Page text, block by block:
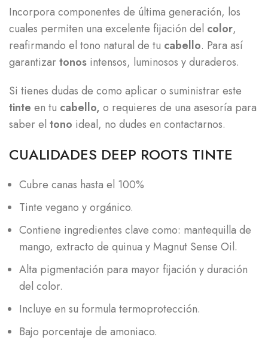
Incorpora componentes de última generación, los
cuales permiten una excelente fijación del color,
reafirmando el tono natural de tu cabello. Para así
garantizartonos intensos, luminosos y duraderos.
Si tienes dudas de como aplicar o suministrar este
tinte en tu cabello, o requieres de una asesoría para
saber el tono ideal, no dudes en contactarnos.
CUALIDADES DEEP ROOTS TINTE
Cubre canas hasta el 100%
Tinte vegano y orgánico.
Contiene ingredientes clave como: mantequilla de
mango, extracto de quinua y Magnut Sense Oil.
Alta pigmentación para mayor fijación y duración
del color.
Incluye en su formula termoprotección.
Bajo porcentaje de amoniaco.